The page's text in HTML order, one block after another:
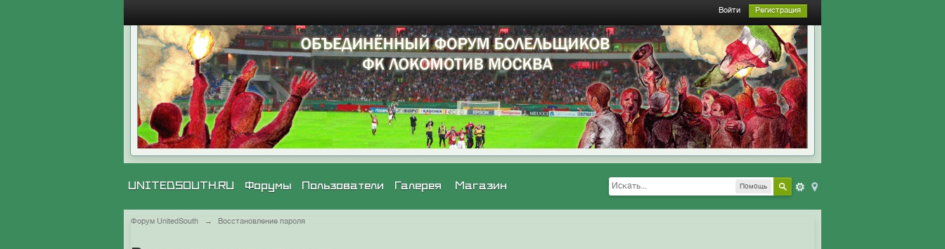
Войти Регистрация
Помощь
UNITEDSOUTH.RU Галерея Магазин
Форумы Пользователи
Форум UnitedSouth → Восстановление пароля